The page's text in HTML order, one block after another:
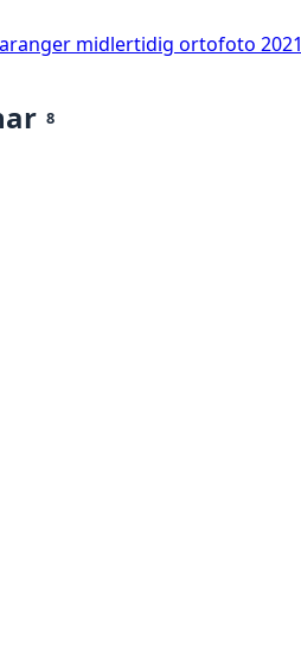
midlertidig ortofoto 2021
8